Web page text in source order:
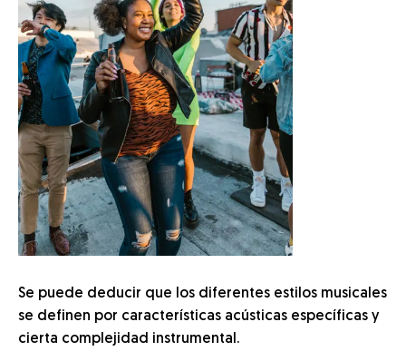
Se puede deducir que los diferentes estilos musicales
se definen por características acústicas específicas y
cierta complejidad instrumental.